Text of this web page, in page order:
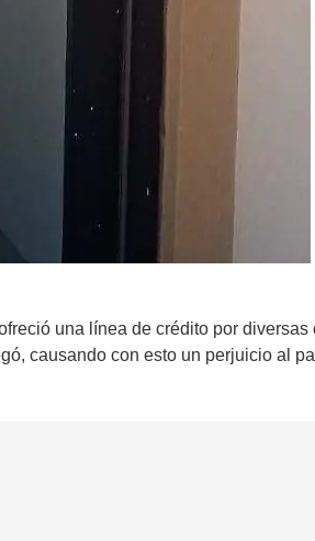
una línea de crédito por diversas
causando con esto un perjuicio al